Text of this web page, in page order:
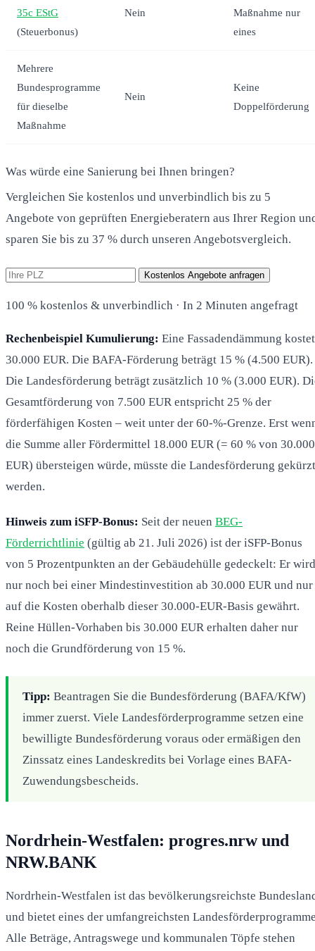
35c EStG
(Steuerbonus)
Nein
Maßnahme nur
eines
Mehrere
Bundesprogramme
für dieselbe
Maßnahme
Nein
Keine
Doppelförderung
Was würde eine Sanierung bei Ihnen bringen?
Vergleichen Sie kostenlos und unverbindlich bis zu 5
Angebote von geprüften Energieberatern aus Ihrer Region
sparen Sie bis zu 37 % durch unseren Angebotsvergleich.
Kostenlos Angebote anfragen
100 % kostenlos & unverbindlich · In 2 Minuten angefragt
Rechenbeispiel Kumulierung: Eine Fassadendämmung kostet
30.000 EUR. Die BAFA-Förderung beträgt 15 % (4.500 EUR).
Die Landesförderung beträgt zusätzlich 10 % (3.000 EUR).
Gesamtförderung von 7.500 EUR entspricht 25 % der
förderfähigen Kosten – weit unter der 60-%-Grenze. Erst
die Summe aller Fördermittel 18.000 EUR (= 60 % von 30.000
EUR) übersteigen würde, müsste die Landesförderung gekürzt
werden.
Hinweis zum iSFP-Bonus: Seit der neuen BEG-
Förderrichtlinie (gültig ab 21. Juli 2026) ist der iSFP-Bonus
von 5 Prozentpunkten an der Gebäudehülle gedeckelt: Er wird
nur noch bei einer Mindestinvestition ab 30.000 EUR und nur
auf die Kosten oberhalb dieser 30.000-EUR-Basis gewährt.
Reine Hüllen-Vorhaben bis 30.000 EUR erhalten daher nur
noch die Grundförderung von 15 %.
Tipp: Beantragen Sie die Bundesförderung (BAFA/KfW)
immer zuerst. Viele Landesförderprogramme setzen eine
bewilligte Bundesförderung voraus oder ermäßigen den
Zinssatz eines Landeskredits bei Vorlage eines BAFA-
Zuwendungsbescheids.
Nordrhein-Westfalen: progres.nrw und
NRW.BANK
Nordrhein-Westfalen ist das bevölkerungsreichste
und bietet eines der umfangreichsten
Alle Beträge, Antragswege und kommunalen Töpfe stehen